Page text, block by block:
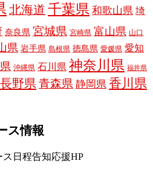
北海道 千葉県 和歌山県 埼
奈良県 宮城県 宮崎県 富山県 山口
県 岩手県 島根県 徳島県 愛媛県 愛知
沖縄県 石川県 神奈川県 福井県
長野県 青森県 静岡県 香川県
ス情報
日程告知応援HP